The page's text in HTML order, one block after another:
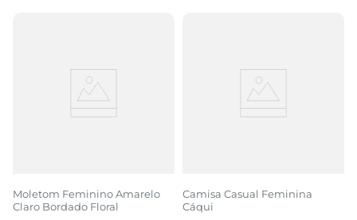
Moletom Feminino Amarelo
Claro Bordado Floral
Camisa Casual Feminina
Cáqui